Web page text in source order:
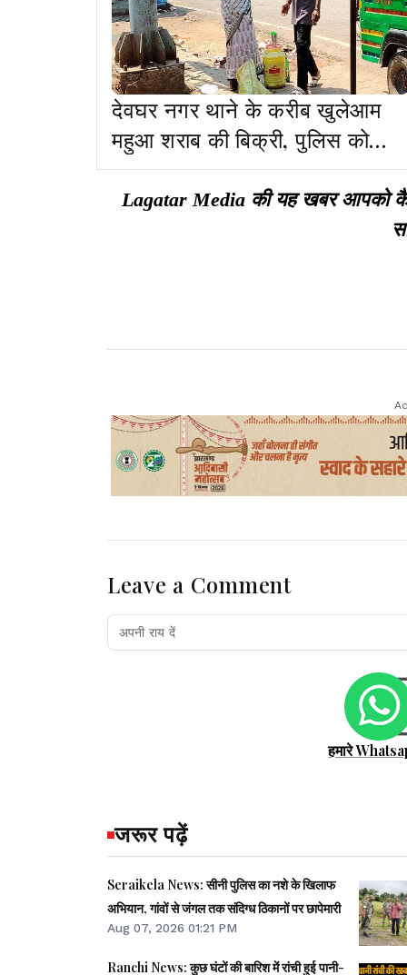
देवघर नगर थाने के करीब खुलेआम
महुआ शराब की बिक्री, पुलिस को
फुर्सत नहीं!
Lagatar Media की यह खबर आपको
Leave a Comment
हमारे
जरूर पढ़ें
Seraikela News: सीनी पुलिस का नशे के खिलाफ
अभियान, गांवों से जंगल तक संदिग्ध ठिकानों पर छापेमारी
Aug 07, 2026 01:21 PM
Ranchi News: कुछ घंटों की बारिश में रांची हुई पानी-